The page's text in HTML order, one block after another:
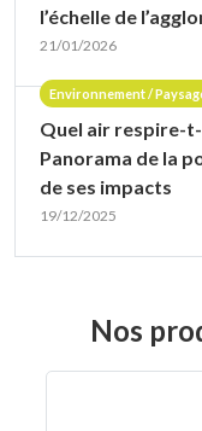
l’échelle de
21/01/2026
Environnement /
Quel air respire-t-
Panorama de la
de ses impacts
19/12/2025
Nos